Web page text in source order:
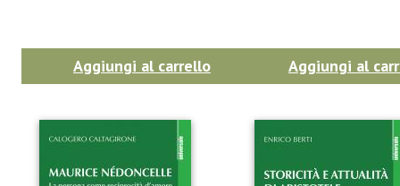
Aggiungi al carrello Aggiungi al